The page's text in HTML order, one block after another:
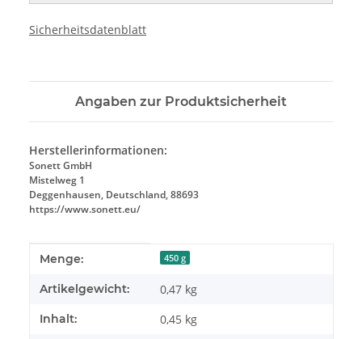
Sicherheitsdatenblatt
Angaben zur Produktsicherheit
Herstellerinformationen:
Sonett GmbH
Mistelweg 1
Deggenhausen, Deutschland, 88693
https://www.sonett.eu/
Produkteigenschaft
Wert
Menge: 450 g
Artikelgewicht: 0,47 kg
Inhalt: 0,45 kg